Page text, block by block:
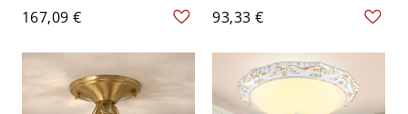
contemporánea dorada
con pantalla de metal
para hogares modernos -
110 A 120 V 26,67 cm
167,09 €
tradicional y pantalla de
vidrio esmerilado - 110 A
120 V
93,33 €